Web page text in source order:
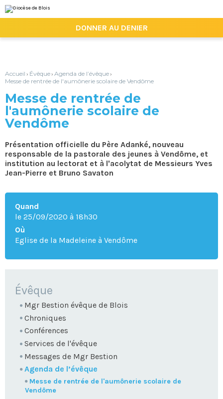
au
contenu.
la
personnels
DONNER AU DENIER
Accueil › Évêque› Agenda de l’évêque›
Messe de rentrée de l'aumônerie scolaire de Vendôme
Messe de rentrée de
l'aumônerie scolaire de
Vendôme
Présentation officielle du Père Adanké, nouveau
responsable de la pastorale des jeunes à Vendôme, et
institution au lectorat et à l'acolytat de Messieurs Yves
Jean-Pierre et Bruno Savaton
Quand
le 25/09/2020 à 18h30
Où
Eglise de la Madeleine à Vendôme
NAVIGATION
Évêque
Mgr Bestion évêque de Blois
Chroniques
Conférences
Services de l'évêque
Messages de Mgr Bestion
Agenda de l’évêque
Messe de rentrée de l'aumônerie scolaire de
Vendôme